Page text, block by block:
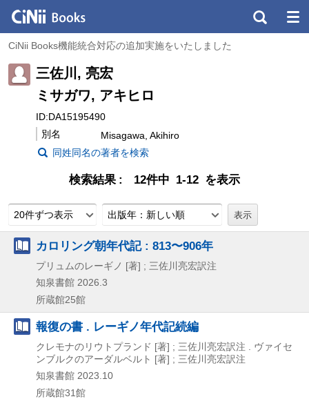
CiNii Books機能統合対応の追加実施をいたしました
三佐川, 亮宏
ミサガワ, アキヒロ
ID:DA15195490
別名
Misagawa, Akihiro
同姓同名の著者を検索
検索結果 12件中 1-12 を表示
20件ずつ表示 出版年：新しい順
カロリング朝年代記 : 813〜906年
プリュムのレーギノ [著] ; 三佐川亮宏訳注
知泉書館 2026.3
所蔵館25館
報復の書 . レーギノ年代記続編
クレモナのリウトプランド [著] ; 三佐川亮宏訳注 . ヴァイセ
ンブルクのアーダルベルト [著] ; 三佐川亮宏訳注
知泉書館 2023.10
所蔵館31館